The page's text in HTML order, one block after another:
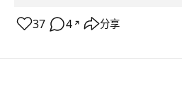
37 4 ↗ 分享